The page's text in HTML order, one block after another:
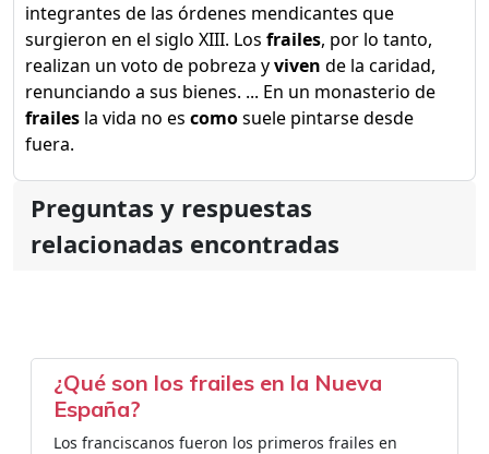
integrantes de las órdenes mendicantes que
surgieron en el siglo XIII. Los frailes, por lo tanto,
realizan un voto de pobreza yviven de la caridad,
renunciando a sus bienes. ... En un monasterio de
frailes la vida no es comosuele pintarse desde
fuera.
Preguntas y respuestas
relacionadas encontradas
¿Qué son los frailes en la Nueva
España?
Los franciscanos fueron los primeros frailes en